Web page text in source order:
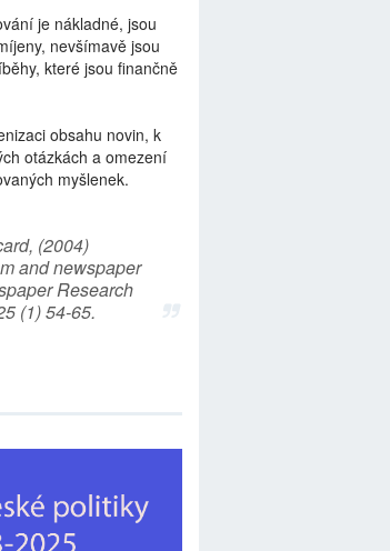
je nákladné, jsou
nevšímavě jsou
které jsou finančně
obsahu novin, k
otázkách a omezení
myšlenek.
(2004)
and newspaper
Research
(1) 54-65.